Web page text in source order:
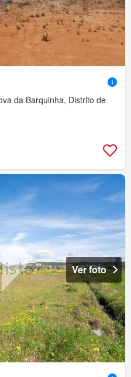
da Barquinha, Distrito de
Ver foto